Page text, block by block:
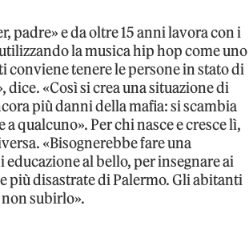
padre» e da oltre 15 anni lavora con i
la musica hip hop come uno
tenere le persone in stato di
«Così si crea una situazione di
più danni della mafia: si scambia
qualcuno». Per chi nasce e cresce lì,
«Bisognerebbe fare una
al bello, per insegnare ai
più disastrate di Palermo. Gli abitanti
subirlo».